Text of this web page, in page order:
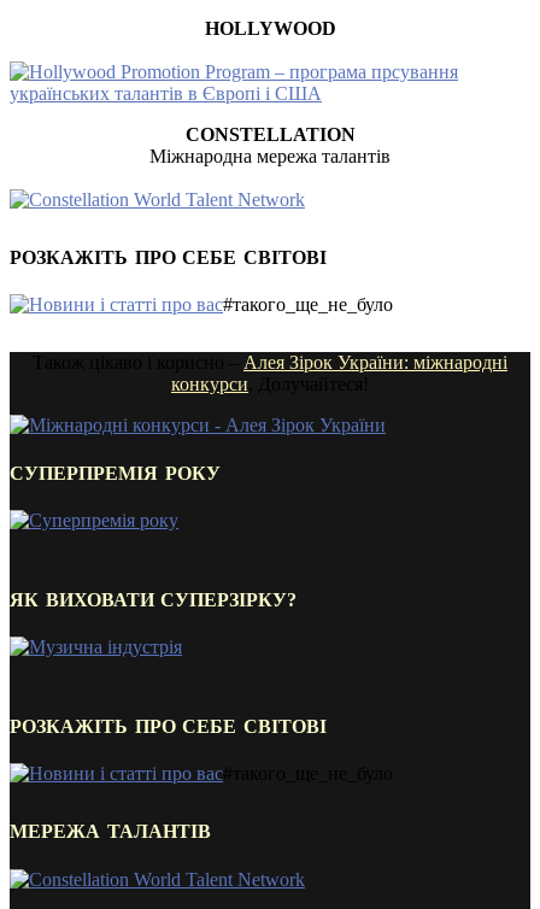
HOLLYWOOD
CONSTELLATION
Міжнародна мережа талантів
РОЗКАЖІТЬ ПРО СЕБЕ СВІТОВІ
#такого_ще_не_було
Алея Зірок України: міжнародні
конкурси
СУПЕРПРЕМІЯ РОКУ
ЯК ВИХОВАТИ СУПЕРЗІРКУ?
РОЗКАЖІТЬ ПРО СЕБЕ СВІТОВІ
МЕРЕЖА ТАЛАНТІВ